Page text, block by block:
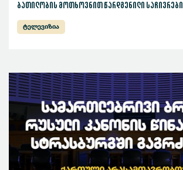
ბათილობის მოთხოვნით წარდგენილი საჩივრები
ტელევიზია